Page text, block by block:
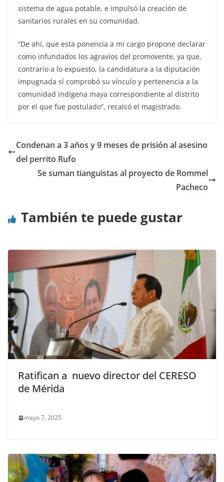
sistema de agua potable, e impulsó la creación de
sanitarios rurales en su comunidad.
“De ahí, que esta ponencia a mi cargo propone declarar
como infundados los agravios del promovente, ya que,
contrario a lo expuesto, la candidatura a la diputación
impugnada sí comprobó su vínculo y pertenencia a la
comunidad indígena maya correspondiente al distrito
por el que fue postulado”, recalcó el magistrado.
Condenan a 3 años y 9 meses de prisión al asesino
del perrito Rufo
Se suman tianguistas al proyecto de Rommel
Pacheco
También te puede gustar
Ratifican a nuevo director del CERESO
de Mérida
mayo 7, 2025